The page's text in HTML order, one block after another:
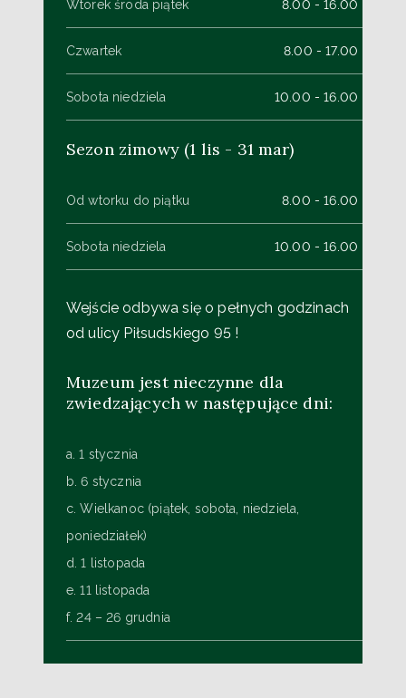
Wtorek środa piątek 8.00 - 16.00
Czwartek 8.00 - 17.00
Sobota niedziela 10.00 - 16.00
Sezon zimowy (1 lis - 31 mar)
Od wtorku do piątku 8.00 - 16.00
Sobota niedziela 10.00 - 16.00
Wejście odbywa się o pełnych godzinach
od ulicy Piłsudskiego 95 !
Muzeum jest nieczynne dla
zwiedzających w następujące dni:
a. 1 stycznia
b. 6 stycznia
c. Wielkanoc (piątek, sobota, niedziela,
poniedziałek)
d. 1 listopada
e. 11 listopada
f. 24 – 26 grudnia